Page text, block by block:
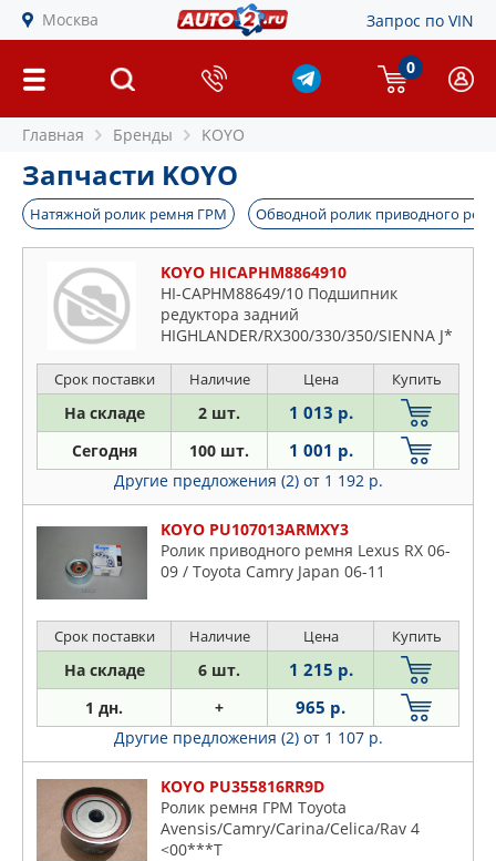
Москва Запрос по VIN
0
Главная Бренды KOYO
Запчасти KOYO
Натяжной ролик ремня ГРМ Обводной ролик приводного
KOYO HICAPHM8864910
HI-CAPHM88649/10 Подшипник
редуктора задний
HIGHLANDER/RX300/330/350/SIENNA J*
Срок поставки Наличие Цена Купить
На складе 2 шт. 1 013 р.
Сегодня 100 шт. 1 001 р.
Другие предложения (2) от 1 192 р.
KOYO PU107013ARMXY3
Ролик приводного ремня Lexus RX 06-
09 / Toyota Camry Japan 06-11
Срок поставки Наличие Цена Купить
На складе 6 шт. 1 215 р.
1 дн. + 965 р.
Другие предложения (2) от 1 107 р.
KOYO PU355816RR9D
Ролик ремня ГРМ Toyota
Avensis/Camry/Carina/Celica/Rav 4
<00***T